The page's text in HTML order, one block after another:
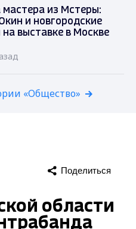
мастера из Мстеры:
и новгородские
на выставке в Москве
«Общество»
Поделиться
области